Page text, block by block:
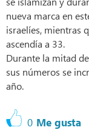
nueva marca en
israelíes, mientras
ascendía a 33.
Durante la mitad
sus números se
año.
0 Me gusta